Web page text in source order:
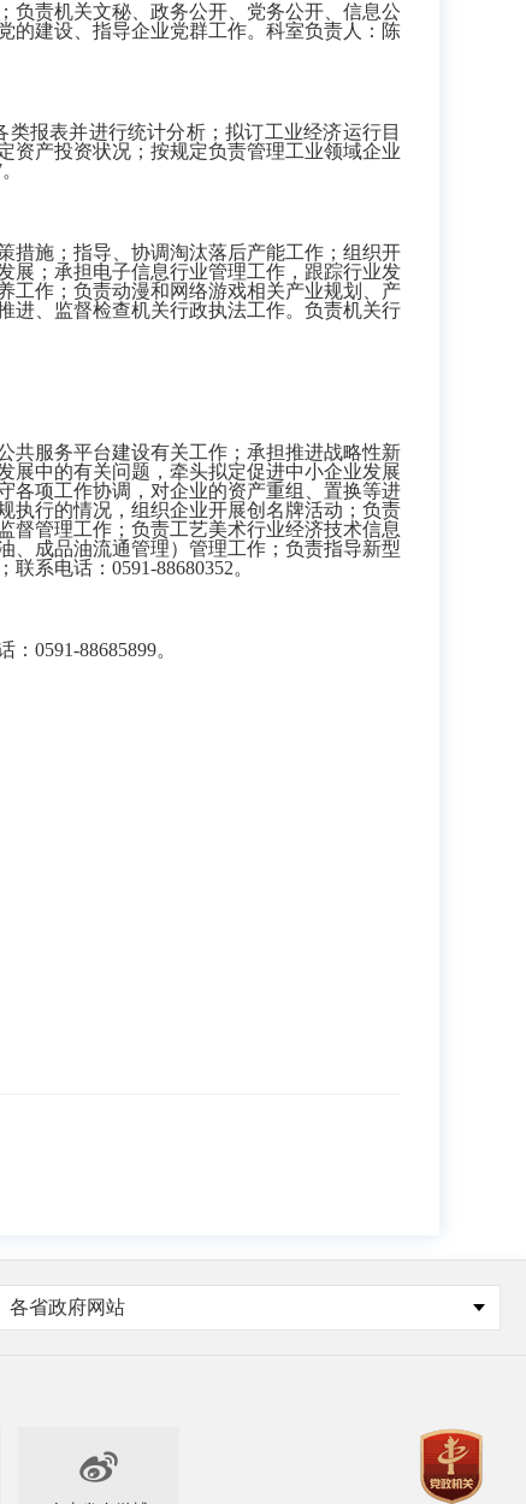
责机关文秘、政务公开、党务公开、信息公
的建设、指导企业党群工作。科室负责人：陈
报表并进行统计分析；拟订工业经济运行目
资产投资状况；按规定负责管理工业领域企业
措施；指导、协调淘汰落后产能工作；组织开
展；承担电子信息行业管理工作，跟踪行业发
工作； 负责动漫和网络游戏相关产业规划、产
进、监督检查机关行政执法工作。负责机关行
共服务平台建设有关工作；承担推进战略性新
展中的有关问题 ，牵头拟定促进中小企业发展
各项工作协调，对企业的资产重组、置换等进
执行的情况，组织企业开展创名牌活动；负责
督管理工作；负责工艺美术行业经济技术信息
、成品油流通管理） 管理工作；负责指导新型
系电话：0591-88680352。
0591-88685899。
各省政府网站
